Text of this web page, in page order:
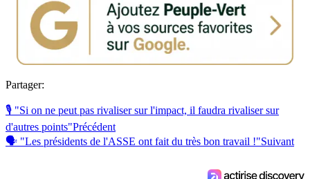
Partager:
🎙️ "Si on ne peut pas rivaliser sur l'impact, il faudra rivaliser sur
d'autres points"Précédent
🗣 "Les présidents de l'ASSE ont fait du très bon travail !"Suivant